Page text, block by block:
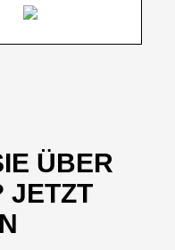
ÜBER
JETZT